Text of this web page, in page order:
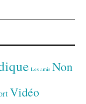
Les amis Non
Vidéo